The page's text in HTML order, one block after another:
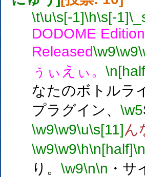
\t\u\s[-1]\h\s[-1]
DODOME Edition
Released\w9\w9
ぅぃえぃ。
なたのボトルラ
プラグイン、 \w5
\w9\w9\u\s[11]ん
\w9\w9\h\n[half]\n
り。 \w9\n\n ・